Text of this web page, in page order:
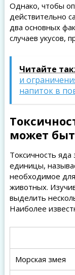
Однако, чтобы
действительно
два основных
случаев укусов,
Читайте
и
напиток в
может
Токсичность
единицы,
необходимое
животных.
выделить
Наиболее
Морская змея